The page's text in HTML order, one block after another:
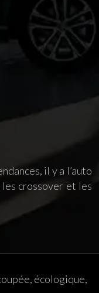
il y a l’auto
crossover et les
écologique,